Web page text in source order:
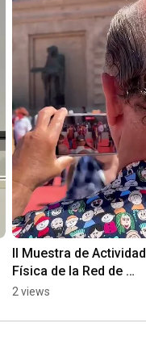
II Muestra de Actividad
Física de la Red de
Centros de Mayores |
2 views